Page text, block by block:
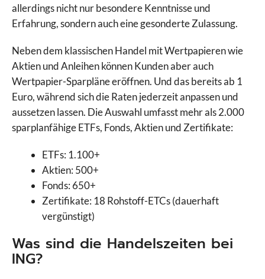
allerdings nicht nur besondere Kenntnisse und
Erfahrung, sondern auch eine gesonderte Zulassung.
Neben dem klassischen Handel mit Wertpapieren wie
Aktien und Anleihen können Kunden aber auch
Wertpapier-Sparpläne eröffnen. Und das bereits ab 1
Euro, während sich die Raten jederzeit anpassen und
aussetzen lassen. Die Auswahl umfasst mehr als 2.000
sparplanfähige ETFs, Fonds, Aktien und Zertifikate:
ETFs: 1.100+
Aktien: 500+
Fonds: 650+
Zertifikate: 18 Rohstoff-ETCs (dauerhaft
vergünstigt)
Was sind die Handelszeiten bei
ING?